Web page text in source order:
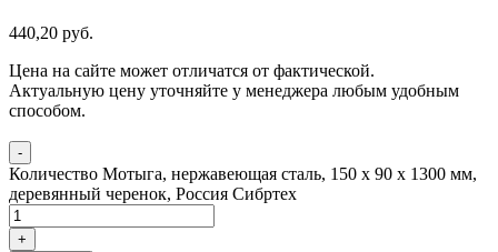
440,20 руб.
Цена на сайте может отличатся от фактической.
Актуальную цену уточняйте у менеджера любым удобным
способом.
-
Количество Мотыга, нержавеющая сталь, 150 x 90 x 1300 мм,
деревянный черенок, Россия Сибртеx
+